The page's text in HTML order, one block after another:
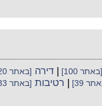
[באתר 100] | דירה [באתר 520]
39]
| רטיבות [באתר 133]